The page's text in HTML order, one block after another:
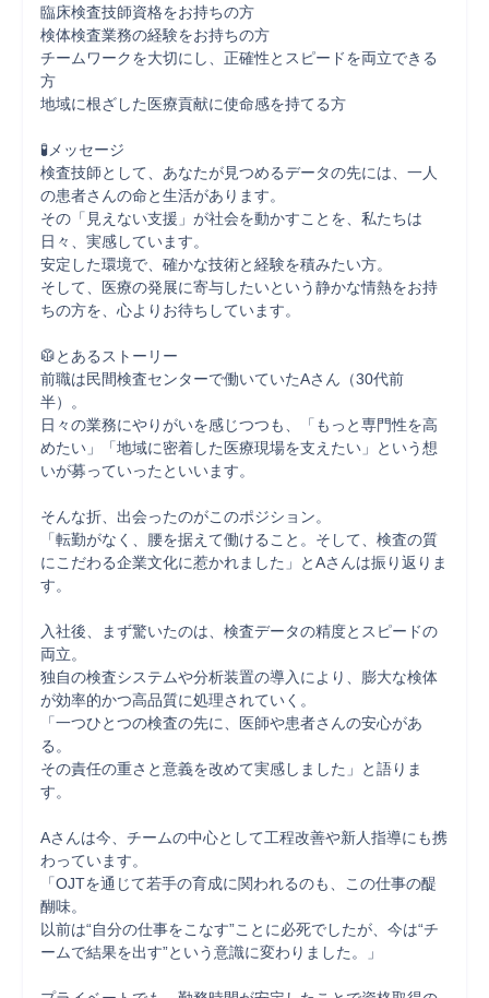
臨床検査技師資格をお持ちの方
検体検査業務の経験をお持ちの方
チームワークを大切にし、正確性とスピードを両立できる
方
地域に根ざした医療貢献に使命感を持てる方
🧪メッセージ
検査技師として、あなたが見つめるデータの先には、一人
の患者さんの命と生活があります。
その「見えない支援」が社会を動かすことを、私たちは
日々、実感しています。
安定した環境で、確かな技術と経験を積みたい方。
そして、医療の発展に寄与したいという静かな情熱をお持
ちの方を、心よりお待ちしています。
🥼とあるストーリー
前職は民間検査センターで働いていたAさん（30代前
半）。
日々の業務にやりがいを感じつつも、「もっと専門性を高
めたい」「地域に密着した医療現場を支えたい」という想
いが募っていったといいます。
そんな折、出会ったのがこのポジション。
「転勤がなく、腰を据えて働けること。そして、検査の質
にこだわる企業文化に惹かれました」とAさんは振り返りま
す。
入社後、まず驚いたのは、検査データの精度とスピードの
両立。
独自の検査システムや分析装置の導入により、膨大な検体
が効率的かつ高品質に処理されていく。
「一つひとつの検査の先に、医師や患者さんの安心があ
る。
その責任の重さと意義を改めて実感しました」と語りま
す。
Aさんは今、チームの中心として工程改善や新人指導にも携
わっています。
「OJTを通じて若手の育成に関われるのも、この仕事の醍
醐味。
以前は“自分の仕事をこなす”ことに必死でしたが、今は“チ
ームで結果を出す”という意識に変わりました。」